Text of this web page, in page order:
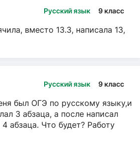
Русский язык 9 класс
вместо 13.3, написала 13,
Русский язык 9 класс
был ОГЭ по русскому языку,и
3 абзаца, а после написал
абзаца. Что будет? Работу